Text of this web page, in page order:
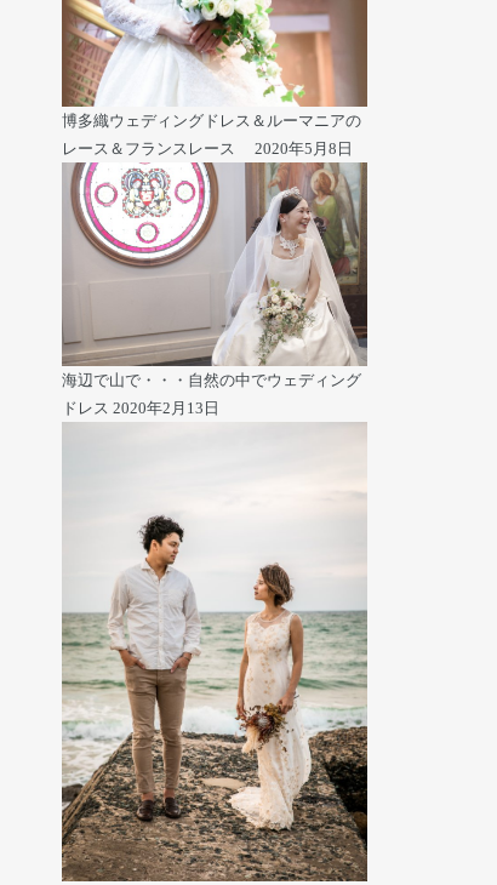
博多織ウェディングドレス＆ルーマニアの
レース＆フランスレース
2020年5月8日
海辺で山で・・・自然の中でウェディング
ドレス 2020年2月13日